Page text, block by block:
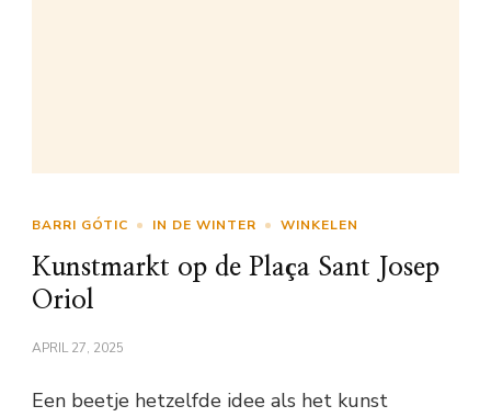
BARRI GÓTIC IN DE WINTER WINKELEN
Kunstmarkt op de Plaça Sant Josep
Oriol
APRIL 27, 2025
Een beetje hetzelfde idee als het kunst